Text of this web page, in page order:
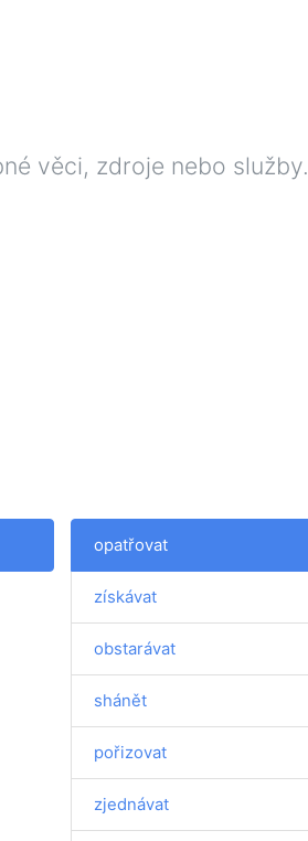
věci, zdroje nebo služby.
opatřovat
získávat
obstarávat
shánět
pořizovat
zjednávat